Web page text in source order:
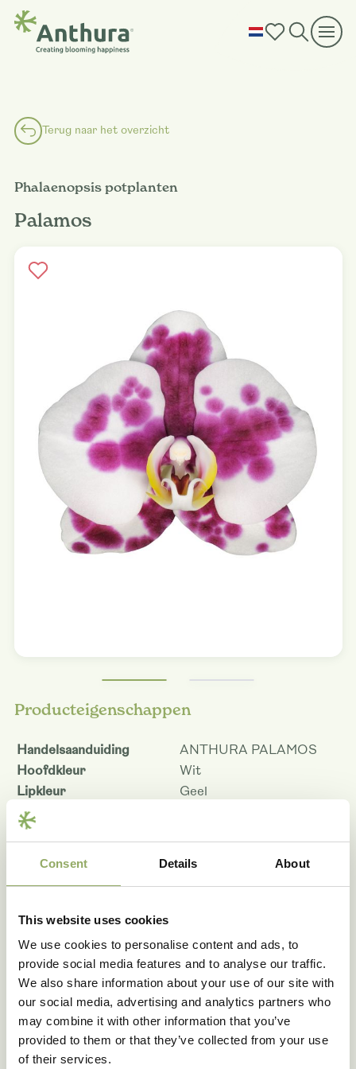
Consent Details About
This website uses cookies
We use cookies to personalise content and ads, to
provide social media features and to analyse our traffic.
We also share information about your use of our site with
our social media, advertising and analytics partners who
may combine it with other information that you’ve
provided to them or that they’ve collected from your use
of their services.
Terug naar het overzicht
Phalaenopsis potplanten
Palamos
Producteigenschappen
Handelsaanduiding
ANTHURA PALAMOS
Hoofdkleur
Wit
Lipkleur
Geel
Patroon
Kleurcode
cm
Rasnaam
PHALDETAM
Artikelcode
VBN code
113798
Download als PDF